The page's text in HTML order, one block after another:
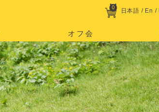
0 日本語 / En /
オフ会